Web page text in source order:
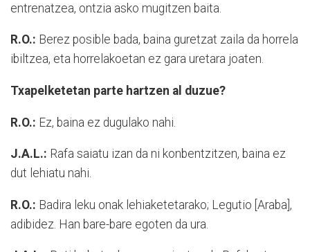
entrenatzea, ontzia asko mugitzen baita.
R.O.: Berez posible bada, baina guretzat zaila da horrela
ibiltzea, eta horrelakoetan ez gara uretara joaten.
Txapelketetan parte hartzen al duzue?
R.O.: Ez, baina ez dugulako nahi.
J.A.L.: Rafa saiatu izan da ni konbentzitzen, baina ez
dut lehiatu nahi.
R.O.: Badira leku onak lehiaketetarako; Legutio [Araba],
adibidez. Han bare-bare egoten da ura.